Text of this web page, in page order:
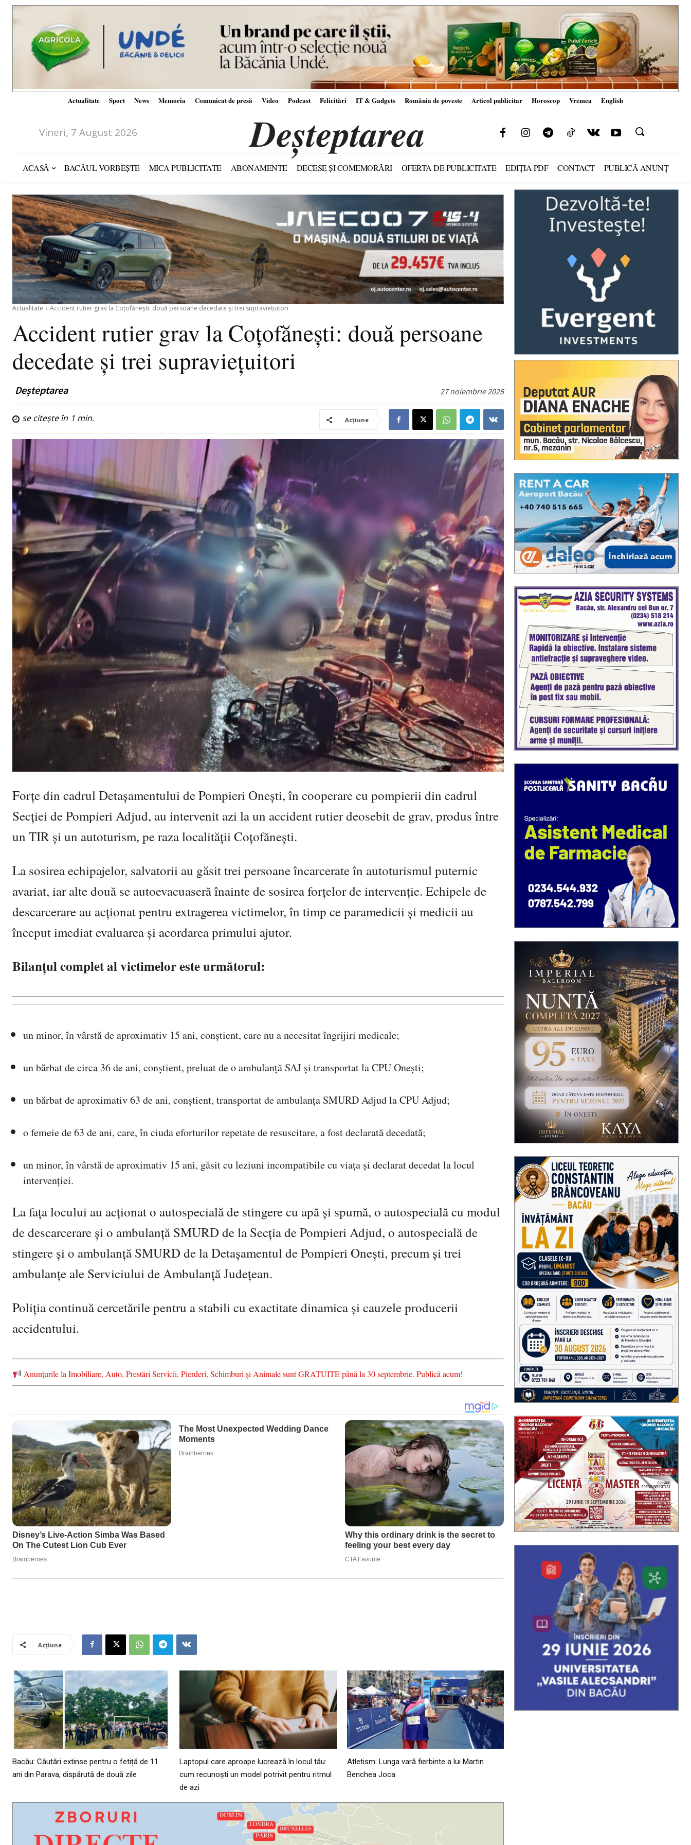
Actualitate Sport News Memoria Comunicat de presă Video Podcast Felicitări IT & Gadgets România de poveste Articol publicitar Horoscop Vremea English
Vineri, 7 August 2026 Deșteptarea
ACASĂ BACĂUL VORBEȘTE MICA PUBLICITATE ABONAMENTE DECESE ȘI COMEMORĂRI OFERTA DE PUBLICITATE EDIȚIA PDF CONTACT PUBLICĂ ANUNȚ
Actualitate Accident rutier grav la Coțofănești: două persoane decedate și trei supraviețuitori
Accident rutier grav la Coțofănești: două persoane
decedate și trei supraviețuitori
Deșteptarea 27 noiembrie 2025
se citește în 1 min. Acțiune
Forțe din cadrul Detașamentului de Pompieri Onești, în cooperare cu pompierii din cadrul
Secției de Pompieri Adjud, au intervenit azi la un accident rutier deosebit de grav, produs între
un TIR și un autoturism, pe raza localității Coțofănești.
La sosirea echipajelor, salvatorii au găsit trei persoane încarcerate în autoturismul puternic
avariat, iar alte două se autoevacuaseră înainte de sosirea forțelor de intervenție. Echipele de
descarcerare au acționat pentru extragerea victimelor, în timp ce paramedicii și medicii au
început imediat evaluarea și acordarea primului ajutor.
Bilanțul complet al victimelor este următorul:
un minor, în vârstă de aproximativ 15 ani, conștient, care nu a necesitat îngrijiri medicale;
un bărbat de circa 36 de ani, conștient, preluat de o ambulanță SAJ și transportat la CPU Onești;
un bărbat de aproximativ 63 de ani, conștient, transportat de ambulanța SMURD Adjud la CPU Adjud;
o femeie de 63 de ani, care, în ciuda eforturilor repetate de resuscitare, a fost declarată decedată;
un minor, în vârstă de aproximativ 15 ani, găsit cu leziuni incompatibile cu viața și declarat decedat la locul
intervenției.
La fața locului au acționat o autospecială de stingere cu apă și spumă, o autospecială cu modul
de descarcerare și o ambulanță SMURD de la Secția de Pompieri Adjud, o autospecială de
stingere și o ambulanță SMURD de la Detașamentul de Pompieri Onești, precum și trei
ambulanțe ale Serviciului de Ambulanță Județean.
Poliția continuă cercetările pentru a stabili cu exactitate dinamica și cauzele producerii
accidentului.
Anunțurile la Imobiliare, Auto, Prestări Servicii, Pierderi, Schimburi și Animale sunt GRATUITE până la 30 septembrie. Publică acum!
Acțiune
Bacău: Căutări extinse pentru o fetiță de 11
ani din Parava, dispărută de două zile
Laptopul care aproape lucrează în locul tău:
cum recunoști un model potrivit pentru ritmul
de azi
Atletism: Lunga vară fierbinte a lui Martin
Benchea Joca